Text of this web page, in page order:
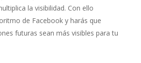
la visibilidad. Con ello
de Facebook y harás que
futuras sean más visibles para tu